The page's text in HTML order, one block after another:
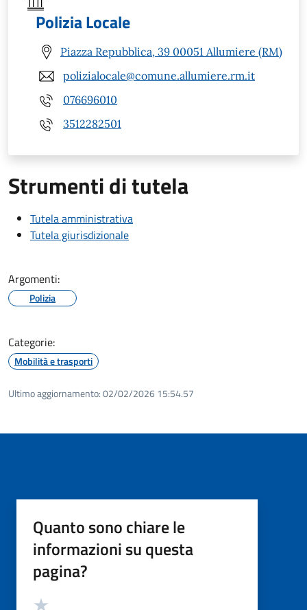
Polizia Locale
Piazza Repubblica, 39 00051 Allumiere (RM)
polizialocale@comune.allumiere.rm.it
076696010
3512282501
Strumenti di tutela
Tutela amministrativa
Tutela giurisdizionale
Argomenti:
Polizia
Categorie:
Mobilità e trasporti
Ultimo aggiornamento:02/02/2026 15:54.57
Quanto sono chiare le
informazioni su questa
pagina?
Valutazione